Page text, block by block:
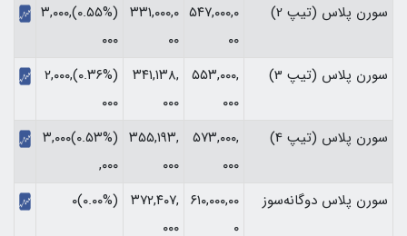
سورن پلاس (تیپ 2)
۵۴۷,۰۰۰,۰
۰۰
۳۳۱,۰۰۰,۰
۰۰
(‎۰.۵۵%‏)‎۳,۰۰۰,
۰۰۰‏
سورن پلاس (تیپ 3)
۵۵۳,۰۰۰,
۰۰۰
۳۴۱,۱۳۸,
۰۰۰
(‎۰.۳۶%‏)‎۲,۰۰۰,
۰۰۰‏
سورن پلاس (تیپ 4)
۵۷۳,۰۰۰,
۰۰۰
۳۵۵,۱۹۳,
۰۰۰
(‎۰.۵۳%‏)‎۳,۰۰۰
,۰۰۰‏
سورن پلاس دوگانه‌سوز
۶۱۰,۰۰۰,۰۰
۰
۳۷۲,۴۰۷,
۰۰۰
(۰.۰۰%)۰